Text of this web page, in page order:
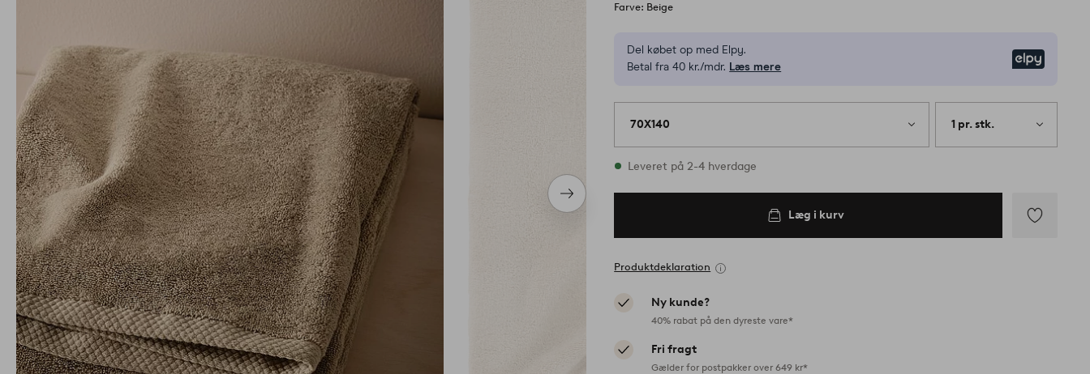
Næste
produkt
Farve: Beige
Del købet op med Elpy.
Betal fra 40 kr./mdr. Læs mere
70X140 1 pr. stk.
På lager
Leveret på 2-4 hverdage
Læg i kurv
Produktdeklaration
Ny kunde?
40% rabat på den dyreste vare*
Fri fragt
Gælder for postpakker over 649 kr*